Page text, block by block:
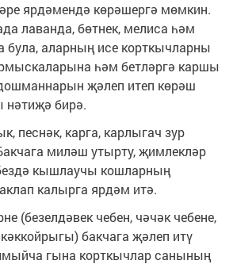
ярдәмендә көрәшергә мөмкин.
лаванда, бөтнек, мелиса һәм
була, аларның исе корткычларны
һәм бетләргә каршы
җәлеп итеп көрәш
бирә.
песнәк, карга, карлыгач зур
миләш утырту, җимлекләр
кышлаучы кошларның
калырга ярдәм итә.
(безелдәвек чебен, чәчәк чебене,
бакчага җәлеп итү
гына корткычлар санының